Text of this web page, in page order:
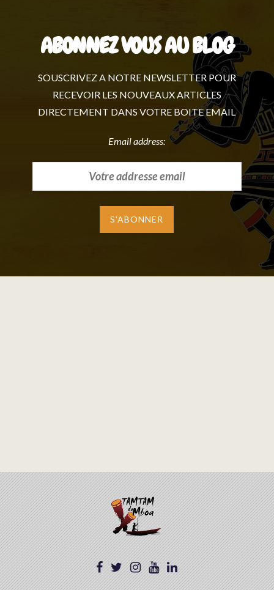
ABONNEZ VOUS AU BLOG
SOUSCRIVEZ A NOTRE NEWSLETTER POUR
RECEVOIR LES NOUVEAUX ARTICLES
DIRECTEMENT DANS VOTRE BOITE EMAIL
Email address: